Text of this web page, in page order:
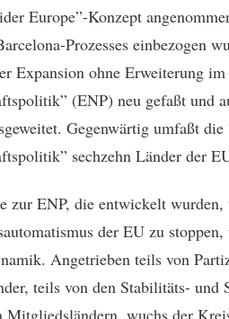
Europe”-Konzept
Prozesses einbezogen
Expansion ohne Erweiterung
(ENP) neu gefaßt und
Gegenwärtig umfaßt die
sechzehn Länder der
zur ENP, die entwickelt wurden,
der EU zu
Angetrieben teils von
teils von den Stabilitäts- und
Mitgliedsländern, wuchs der